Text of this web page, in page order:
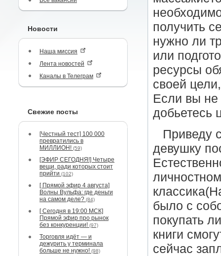
Новости
Наша миссия
Лента новостей
Каналы в Телеграм
Свежие посты
[Честный тест] 100 000
превратились в
МИЛЛИОН! (59)
[ЭФИР СЕГОДНЯ!] Четыре
вещи, ради которых стоит
прийти (102)
[ Прямой эфир 4 августа]
Волны Вульфа: где деньги
на самом деле? (84)
[ Сегодня в 19:00 МСК]
Прямой эфир про рынок
без конкуренции! (97)
Торговля идёт — и
дежурить у терминала
больше не нужно! (98)
получить
нужно ли
или
ресурсы
своей
Если вы не
добьетесь
Приведу
девушку
было с
покупать
книги
сейчас